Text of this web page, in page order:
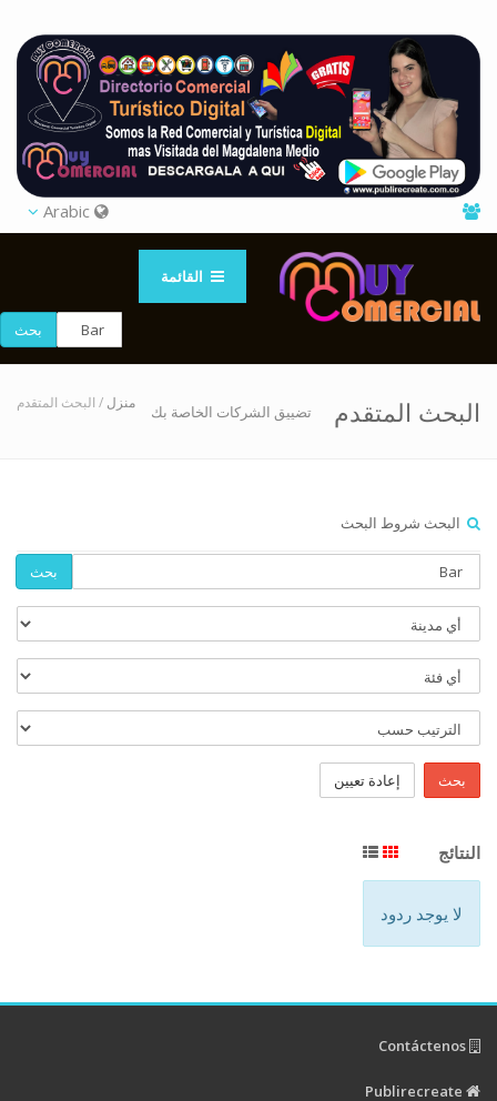
القائمة
بحث
البحث المتقدم تضييق الشركات الخاصة بك منزل / البحث المتقدم
البحث شروط البحث
بحث
بحث إعادة تعيين
النتائج
لا يوجد ردود